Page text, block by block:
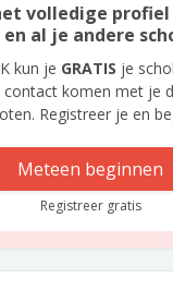
volledige profiel
al je andere
kun je GRATIS je
contact komen met je
Registreer je en
Meteen beginnen
Registreer gratis